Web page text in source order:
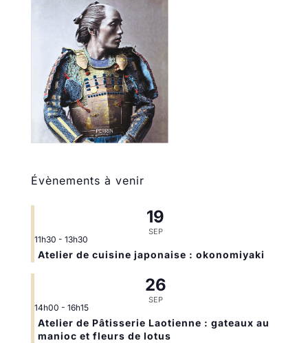
Évènements à venir
19
SEP
11h30 - 13h30
Atelier de cuisine japonaise : okonomiyaki
26
SEP
14h00 - 16h15
Atelier de Pâtisserie Laotienne : gateaux au
manioc et fleurs de lotus